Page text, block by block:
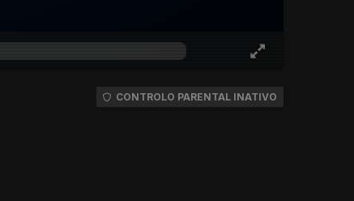
CONTROLO PARENTAL INATIVO